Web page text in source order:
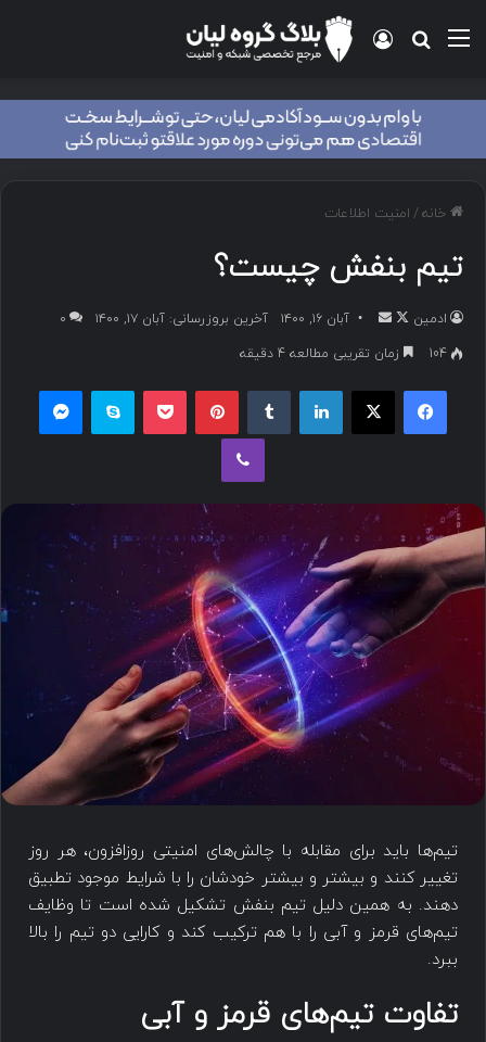
خانه/ امنیت اطلاعات
تیم بنفش چیست؟
ادمین آبان ۱۶, ۱۴۰۰ آخرین بروزرسانی: آبان ۱۷, ۱۴۰۰
۰
104
زمان تقریبی مطالعه 4 دقیقه
تیم‌ها باید برای مقابله با چالش‌های امنیتی روزافزون، هر روز
تغییر کنند و بیشتر و بیشتر خودشان را با شرایط موجود تطبیق
دهند. به همین دلیل تیم بنفش تشکیل شده است تا وظایف
تیم‌های قرمز و آبی را با هم ترکیب کند و کارایی دو تیم را بالا
ببرد.
تفاوت تیم‌های قرمز و آبی